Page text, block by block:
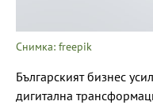
Снимка: freepik
Българският бизнес
дигитална